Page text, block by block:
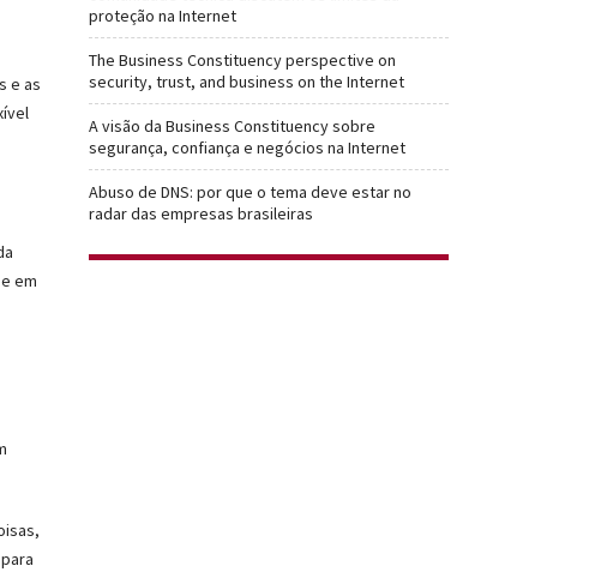
e as
em
proteção na Internet
The Business Constituency perspective on
security, trust, and business on the Internet
A visão da Business Constituency sobre
segurança, confiança e negócios na Internet
Abuso de DNS: por que o tema deve estar no
radar das empresas brasileiras